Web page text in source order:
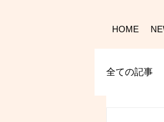
HOME
全ての記事